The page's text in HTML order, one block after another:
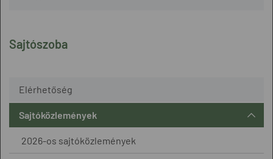
Sajtószoba
Elérhetőség
Sajtóközlemények
2026-os sajtóközlemények